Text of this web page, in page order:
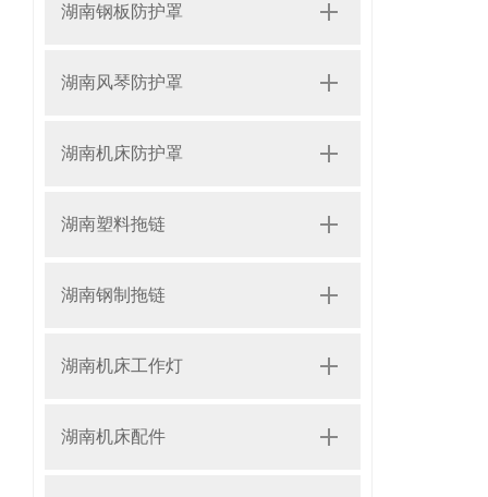
湖南钢板防护罩
湖南风琴防护罩
湖南机床防护罩
湖南塑料拖链
湖南钢制拖链
湖南机床工作灯
湖南机床配件